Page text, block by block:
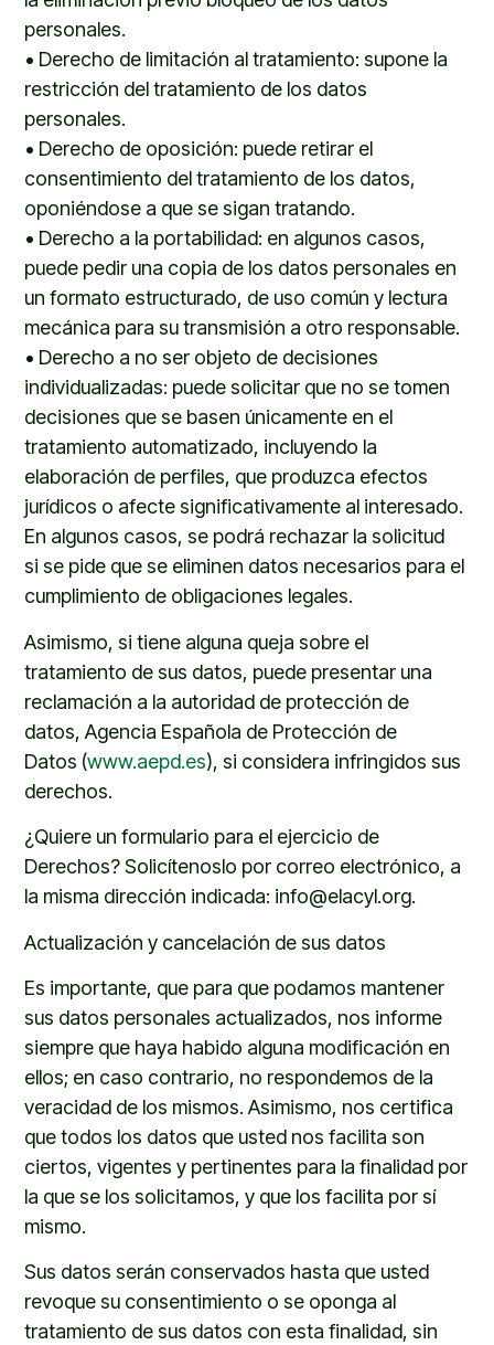
personales.
• Derecho de limitación al tratamiento: supone la
restricción del tratamiento de los datos
personales.
• Derecho de oposición: puede retirar el
consentimiento del tratamiento de los datos,
oponiéndose a que se sigan tratando.
• Derecho a la portabilidad: en algunos casos,
puede pedir una copia de los datos personales en
un formato estructurado, de uso común y lectura
mecánica para su transmisión a otro responsable.
• Derecho a no ser objeto de decisiones
individualizadas: puede solicitar que no se tomen
decisiones que se basen únicamente en el
tratamiento automatizado, incluyendo la
elaboración de perfiles, que produzca efectos
jurídicos o afecte significativamente al interesado.
En algunos casos, se podrá rechazar la solicitud
sise pide que se eliminen datos necesarios para el
cumplimiento de obligaciones legales.
Asimismo, si tiene alguna queja sobre el
tratamiento desus datos, puede presentar una
reclamación a la autoridad de protección de
datos, Agencia Española de Protección de
Datos (www.aepd.es),si considera infringidos sus
derechos.
¿Quiere un formulario para el ejercicio de
Derechos?Solicítenoslo por correo electrónico, a
la misma dirección indicada: info@elacyl.org.
Actualización y cancelación de sus datos
Es importante, que para que podamos mantener
sus datos personales actualizados, nos informe
siempre que haya habido alguna modificación en
ellos; en caso contrario, no respondemos de la
veracidad de los mismos. Asimismo, nos certifica
que todos los datos que usted nos facilita son
ciertos, vigentes y pertinentes para la finalidad por
la que se los solicitamos, y que los facilita por sí
mismo.
Sus datos serán conservados hasta que usted
revoque su consentimiento o se oponga al
tratamiento de sus datos con esta finalidad, sin